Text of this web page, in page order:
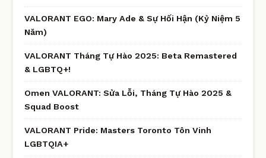
VALORANT EGO: Mary Ade & Sự Hối Hận (Kỷ Niệm 5
Năm)
VALORANT Tháng Tự Hào 2025: Beta Remastered
& LGBTQ+!
Omen VALORANT: Sửa Lỗi, Tháng Tự Hào 2025 &
Squad Boost
VALORANT Pride: Masters Toronto Tôn Vinh
LGBTQIA+